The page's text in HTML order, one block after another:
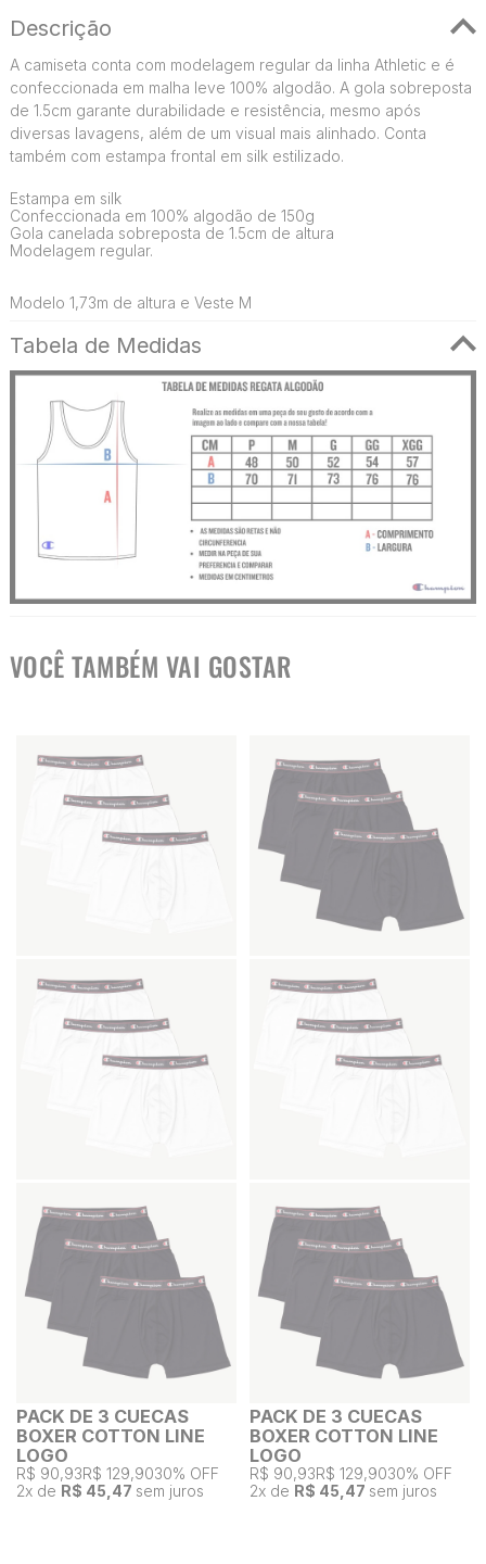
Descrição
A camiseta conta com modelagem regular da linha Athletic e é
confeccionada em malha leve 100% algodão. A gola sobreposta
de 1.5cm garante durabilidade e resistência, mesmo após
diversas lavagens, além de um visual mais alinhado. Conta
também com estampa frontal em silk estilizado.
Estampa em silk
Confeccionada em 100% algodão de 150g
Gola canelada sobreposta de 1.5cm de altura
Modelagem regular.
Modelo 1,73m de altura e Veste M
Tabela de Medidas
VOCÊ TAMBÉM VAI GOSTAR
PACK DE 3 CUECAS
BOXER COTTON LINE
LOGO
R$ 90,93R$ 129,9030% OFF
2x de R$ 45,47 sem juros
PACK DE 3 CUECAS
BOXER COTTON LINE
LOGO
R$ 90,93R$ 129,9030% OFF
2x de R$ 45,47 sem juros